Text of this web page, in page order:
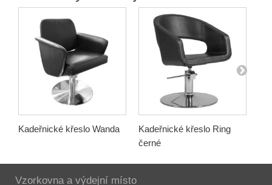
Kadeřnické křeslo Wanda
Kadeřnické křeslo Ring
černé
Vzorkovna a výdejní místo